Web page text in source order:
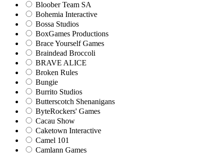
Bloober Team SA
Bohemia Interactive
Bossa Studios
BoxGames Productions
Brace Yourself Games
Braindead Broccoli
BRAVE ALICE
Broken Rules
Bungie
Burrito Studios
Butterscotch Shenanigans
ByteRockers' Games
Cacau Show
Caketown Interactive
Camel 101
Camlann Games